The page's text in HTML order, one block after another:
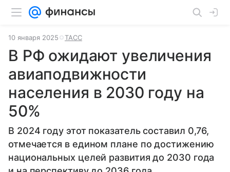
10 января 2025 ТАСС
В РФ ожидают увеличения
авиаподвижности
населения в 2030 году на
50%
В 2024 году этот показатель составил 0,76,
отмечается в едином плане по достижению
национальных целей развития до 2030 года